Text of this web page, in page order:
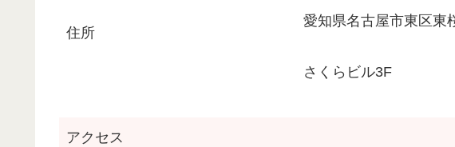
住所
愛知県名古屋市東区東
さくらビル3F
アクセス